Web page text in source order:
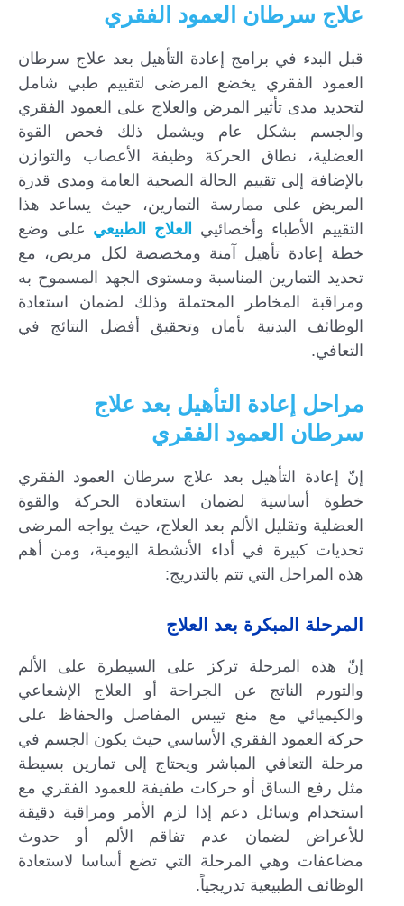
علاج سرطان العمود الفقري
قبل البدء في برامج إعادة التأهيل بعد علاج سرطان
العمود الفقري يخضع المرضى لتقييم طبي شامل
لتحديد مدى تأثير المرض والعلاج على العمود الفقري
والجسم بشكل عام ويشمل ذلك فحص القوة
العضلية، نطاق الحركة وظيفة الأعصاب والتوازن
بالإضافة إلى تقييم الحالة الصحية العامة ومدى قدرة
المريض على ممارسة التمارين، حيث يساعد هذا
التقييم الأطباء وأخصائيي
العلاج الطبيعي على وضع
خطة إعادة تأهيل آمنة ومخصصة لكل مريض، مع
تحديد التمارين المناسبة ومستوى الجهد المسموح به
ومراقبة المخاطر المحتملة وذلك لضمان استعادة
الوظائف البدنية بأمان وتحقيق أفضل النتائج في
التعافي.
مراحل إعادة التأهيل بعد علاج
سرطان العمود الفقري
إنّ إعادة التأهيل بعد علاج سرطان العمود الفقري
خطوة أساسية لضمان استعادة الحركة والقوة
العضلية وتقليل الألم بعد العلاج، حيث يواجه المرضى
تحديات كبيرة في أداء الأنشطة اليومية، ومن أهم
هذه المراحل التي تتم بالتدريج:
المرحلة المبكرة بعد العلاج
إنّ هذه المرحلة تركز على السيطرة على الألم
والتورم الناتج عن الجراحة أو العلاج الإشعاعي
والكيميائي مع منع تيبس المفاصل والحفاظ على
حركة العمود الفقري الأساسي حيث يكون الجسم في
مرحلة التعافي المباشر ويحتاج إلى تمارين بسيطة
مثل رفع الساق أو حركات طفيفة للعمود الفقري مع
استخدام وسائل دعم إذا لزم الأمر ومراقبة دقيقة
للأعراض لضمان عدم تفاقم الألم أو حدوث
مضاعفات وهي المرحلة التي تضع أساسا لاستعادة
الوظائف الطبيعية تدريجياً.